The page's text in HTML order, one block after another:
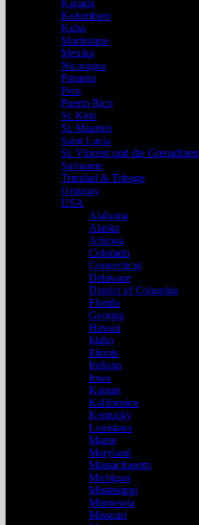
Kanada
Kolumbien
Kuba
Martinique
Mexiko
Nicaragua
Panama
Peru
Puerto Rico
St. Kitts
St. Maarten
Saint Lucia
St. Vincent und die Grenadinen
Suriname
Trinidad & Tobago
Uruguay
USA
Alabama
Alaska
Arizona
Colorado
Connecticut
Delaware
District of Columbia
Florida
Georgia
Hawaii
Idaho
Illinois
Indiana
Iowa
Kansas
Kalifornien
Kentucky
Louisiana
Maine
Maryland
Massachusetts
Michigan
Mississippi
Minnesota
Missouri